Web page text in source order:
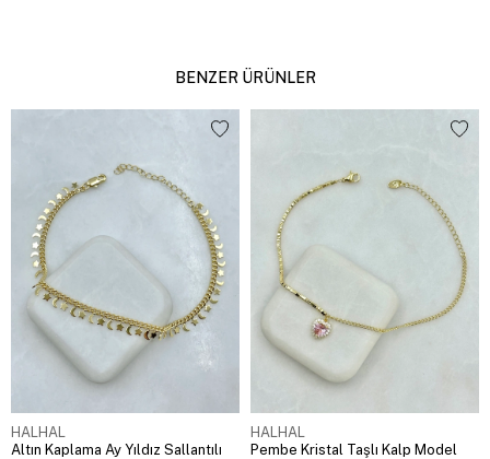
BENZER ÜRÜNLER
HALHAL
Altın Kaplama Ay Yıldız Sallantılı
HALHAL
Pembe Kristal Taşlı Kalp Model